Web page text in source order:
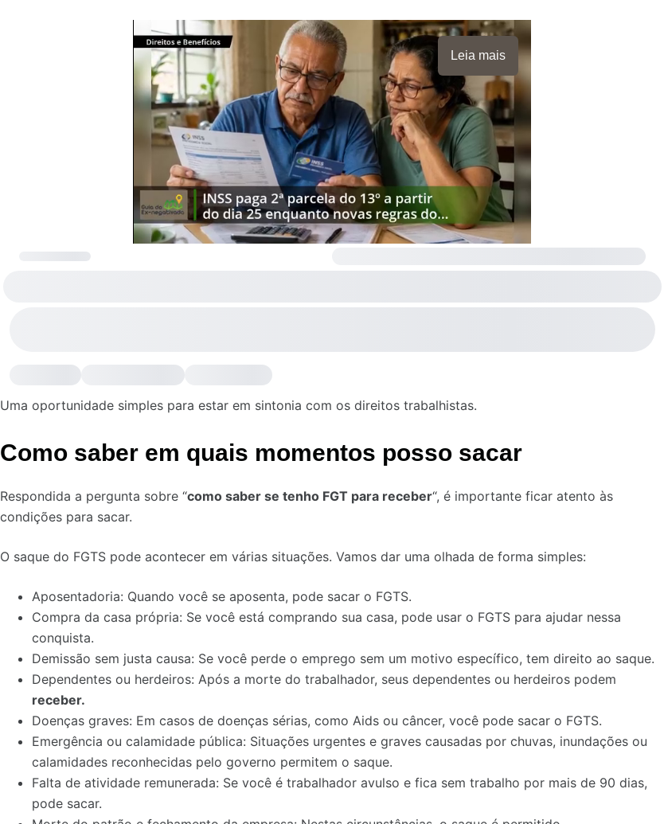
Leia mais
Uma oportunidade simples para estar em sintonia com os direitos trabalhistas.
Como saber em quais momentos posso sacar
Respondida a pergunta sobre “como saber se tenho FGT para receber“, é importante ficar atento às
condições para sacar.
O saque do FGTS pode acontecer em várias situações. Vamos dar uma olhada de forma simples:
Aposentadoria: Quando você se aposenta, pode sacar o FGTS.
Compra da casa própria: Se você está comprando sua casa, pode usar o FGTS para ajudar nessa
conquista.
Demissão sem justa causa: Se você perde o emprego sem um motivo específico, tem direito ao saque.
Dependentes ou herdeiros: Após a morte do trabalhador, seus dependentes ou herdeiros podem
receber.
Doenças graves: Em casos de doenças sérias, como Aids ou câncer, você pode sacar o FGTS.
Emergência ou calamidade pública: Situações urgentes e graves causadas por chuvas, inundações ou
calamidades reconhecidas pelo governo permitem o saque.
Falta de atividade remunerada: Se você é trabalhador avulso e fica sem trabalho por mais de 90 dias,
pode sacar.